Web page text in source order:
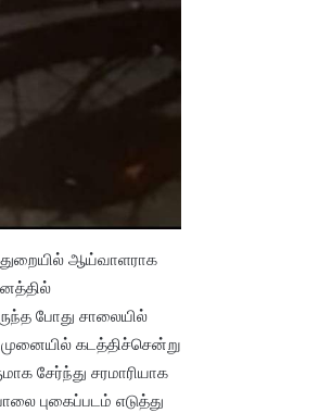
ஆய்வாளராக
போது சாலையில்
கடத்திச்சென்று
சேர்ந்து சரமாரியாக
புகைப்படம் எடுத்து